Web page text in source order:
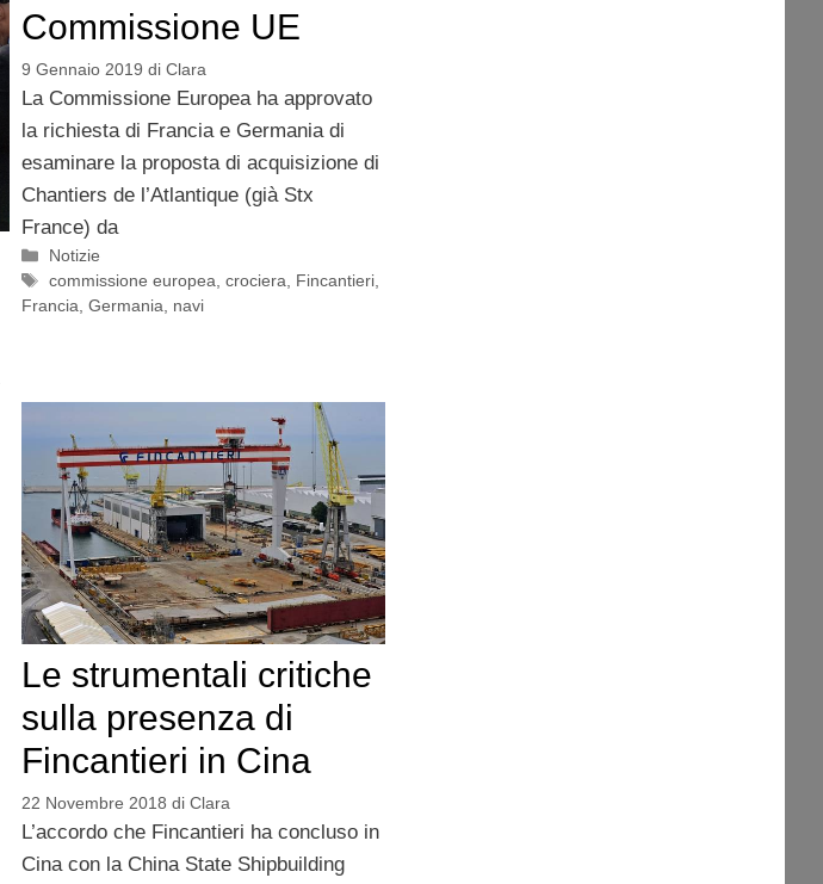
Commissione UE
9 Gennaio 2019 di Clara
La Commissione Europea ha approvato
la richiesta di Francia e Germania di
esaminare la proposta di acquisizione di
Chantiers de l’Atlantique (già Stx
France) da
Categorie
Notizie
Tag
commissione europea,crociera, Fincantieri,
Francia, Germania, navi
Le strumentali critiche
sulla presenza di
Fincantieri in Cina
22 Novembre 2018 di Clara
L’accordo che Fincantieri ha concluso in
Cina con la China State Shipbuilding